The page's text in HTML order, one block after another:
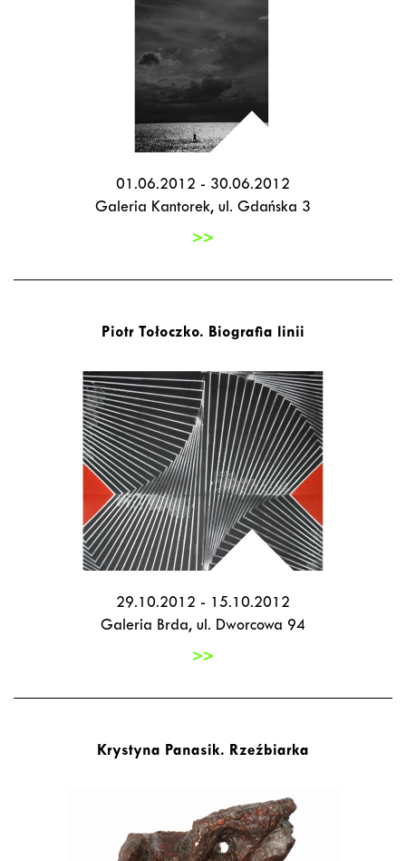
01.06.2012 - 30.06.2012
Galeria Kantorek, ul. Gdańska 3
>>
Piotr Tołoczko. Biografia linii
29.10.2012 - 15.10.2012
Galeria Brda, ul. Dworcowa 94
>>
Krystyna Panasik. Rzeźbiarka